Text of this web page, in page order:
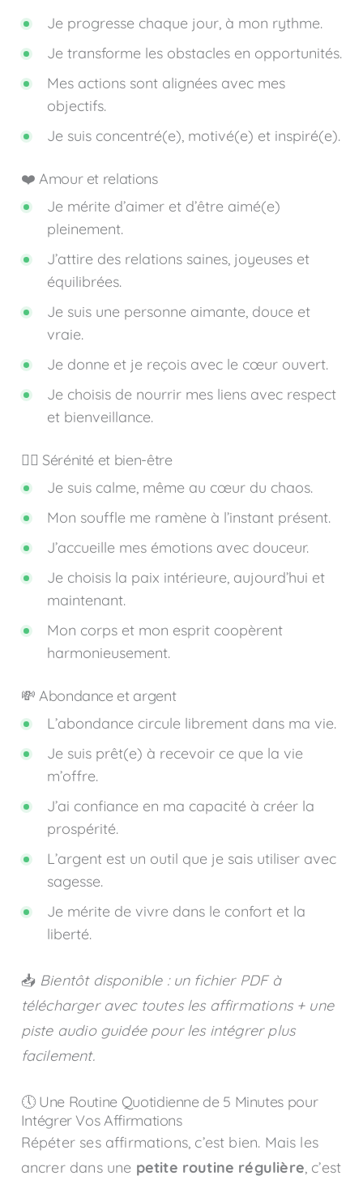
Je progresse chaque jour, à mon rythme.
Je transforme les obstacles en opportunités.
Mes actions sont alignées avec mes
objectifs.
Je suis concentré(e), motivé(e) et inspiré(e).
❤️ Amour et relations
Je mérite d’aimer et d’être aimé(e)
pleinement.
J’attire des relations saines, joyeuses et
équilibrées.
Je suis une personne aimante, douce et
vraie.
Je donne et je reçois avec le cœur ouvert.
Je choisis de nourrir mes liens avec respect
et bienveillance.
🧘‍♀️ Sérénité et bien-être
Je suis calme, même au cœur du chaos.
Mon souffle me ramène à l’instant présent.
J’accueille mes émotions avec douceur.
Je choisis la paix intérieure, aujourd’hui et
maintenant.
Mon corps et mon esprit coopèrent
harmonieusement.
💸 Abondance et argent
L’abondance circule librement dans ma vie.
Je suis prêt(e) à recevoir ce que la vie
m’offre.
J’ai confiance en ma capacité à créer la
prospérité.
L’argent est un outil que je sais utiliser avec
sagesse.
Je mérite de vivre dans le confort et la
liberté.
📥 Bientôt disponible : un fichier PDF à
télécharger avec toutes les affirmations + une
piste audio guidée pour les intégrer plus
facilement.
🕔 Une Routine Quotidienne de 5 Minutes pour
Intégrer Vos Affirmations
Répéter ses affirmations, c’est bien. Mais les
ancrer dans une petite routine régulière, c’est